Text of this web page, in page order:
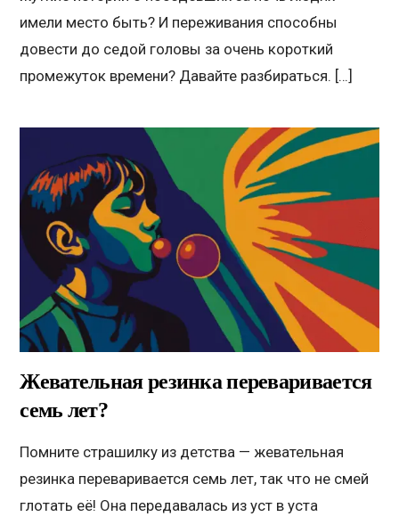
имели место быть? И переживания способны
довести до седой головы за очень короткий
промежуток времени? Давайте разбираться. […]
Жевательная резинка переваривается
семь лет?
Помните страшилку из детства — жевательная
резинка переваривается семь лет, так что не смей
глотать её! Она передавалась из уст в уста